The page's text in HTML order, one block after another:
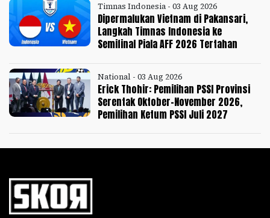
Timnas Indonesia - 03 Aug 2026
Dipermalukan Vietnam di Pakansari,
Langkah Timnas Indonesia ke
Semifinal Piala AFF 2026 Tertahan
National - 03 Aug 2026
Erick Thohir: Pemilihan PSSI Provinsi
Serentak Oktober-November 2026,
Pemilihan Ketum PSSI Juli 2027